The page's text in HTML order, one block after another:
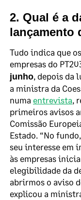
2. Qual é a
lançamento
Tudo indica que
empresas do
junho, depois da
a ministra da
numa entrevista,
primeiros avisos
Comissão
Estado. “No
seu interesse em
às empresas
elegibilidade da
abrirmos o aviso
explicou a